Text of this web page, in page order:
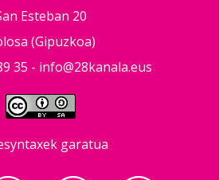
Esteban 20
(Gipuzkoa)
35 - info@28kanala.eus
garatua